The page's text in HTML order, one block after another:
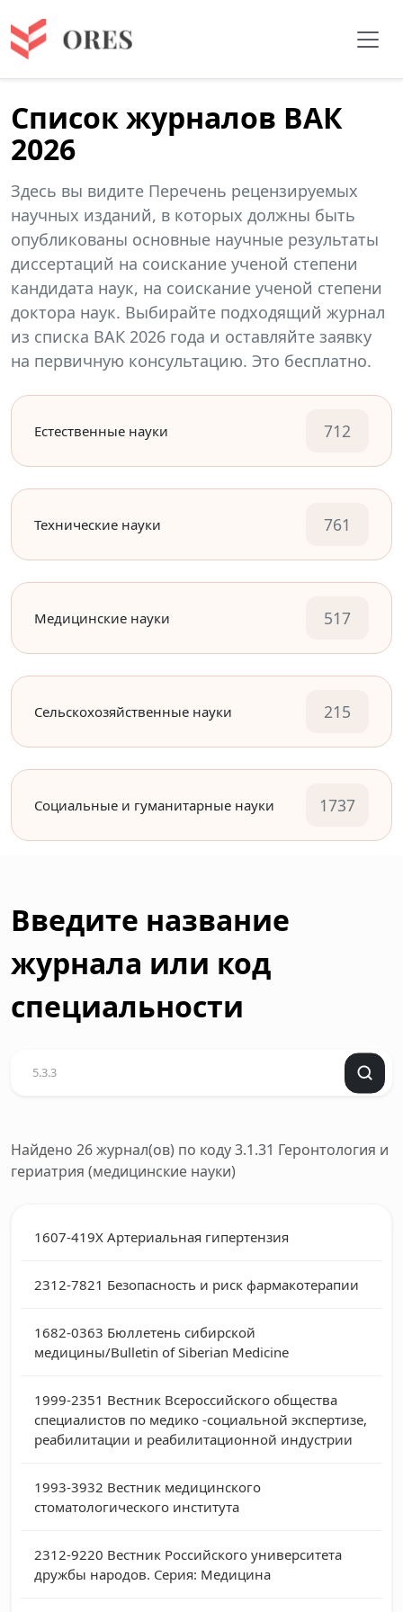
Список журналов ВАК
2026
Здесь вы видите Перечень рецензируемых
научных изданий, в которых должны быть
опубликованы основные научные результаты
диссертаций на соискание ученой степени
кандидата наук, на соискание ученой степени
доктора наук. Выбирайте подходящий журнал
из списка ВАК 2026 года и оставляйте заявку
на первичную консультацию. Это бесплатно.
Естественные науки 712
Технические науки 761
Медицинские науки 517
Сельскохозяйственные науки 215
Социальные и гуманитарные науки 1737
Введите название
журнала или код
специальности
Найдено 26 журнал(ов) по коду 3.1.31 Геронтология и
гериатрия (медицинские науки)
1607-419X Артериальная гипертензия
2312-7821 Безопасность и риск фармакотерапии
1682-0363 Бюллетень сибирской
медицины/Bulletin of Siberian Medicine
1999-2351 Вестник Всероссийского общества
специалистов по медико -социальной экспертизе,
реабилитации и реабилитационной индустрии
1993-3932 Вестник медицинского
стоматологического института
2312-9220 Вестник Российского университета
дружбы народов. Серия: Медицина